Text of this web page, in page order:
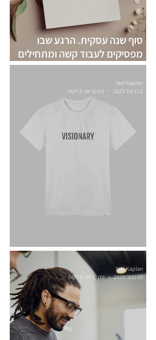
סוף שנה עסקית. הרגע שבו
מפסיקים לעבוד קשה ומתחילים
לעבוד נכון
חזון עסקי וקביעת יעדים שנתיים
Yael Kaplan
2 בדצמ׳ 2025
זמן קריאה 5 דקות
Yael Kaplan
19 בנוב׳ 2025
זמן קריאה 6 דקות